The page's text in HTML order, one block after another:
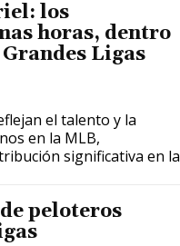
los
horas, dentro
Ligas
el talento y la
en la MLB,
significativa en la
peloteros